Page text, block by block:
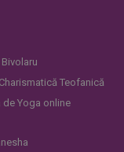
Teofanică
Yoga online